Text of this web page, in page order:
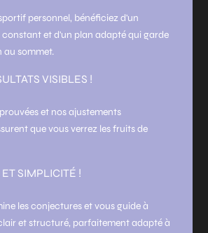
personnel, bénéficiez d'un
et d'un plan adapté qui garde
sommet.
VISIBLES !
et nos ajustements
que vous verrez les fruits de
SIMPLICITÉ !
les conjectures et vous guide à
et structuré, parfaitement adapté à